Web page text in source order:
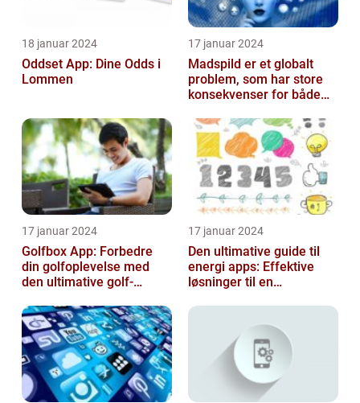
18 januar 2024
Oddset App: Dine Odds i
Lommen
17 januar 2024
Madspild er et globalt
problem, som har store
konsekvenser for både
17 januar 2024
Golfbox App: Forbedre
din golfoplevelse med
den ultimative golf-
17 januar 2024
Den ultimative guide til
energi apps: Effektive
løsninger til en